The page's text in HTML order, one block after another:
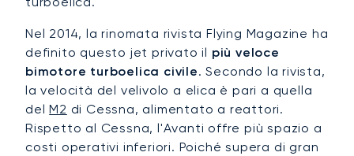
Nel 2014, la rinomata rivista Flying Magazine ha
definito questo jet privato il più veloce
bimotore turboelica civile. Secondo la rivista,
la velocità del velivolo a elica è pari a quella
delM2 di Cessna, alimentato a reattori.
Rispetto al Cessna, l'Avanti offre più spazio a
costi operativi inferiori. Poiché supera di gran